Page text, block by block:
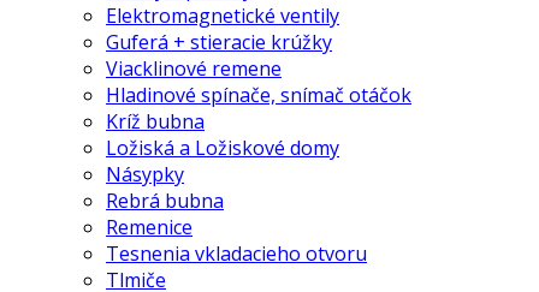
Elektromagnetické ventily
Guferá + stieracie krúžky
Viacklinové remene
Hladinové spínače, snímač otáčok
Kríž bubna
Ložiská a Ložiskové domy
Násypky
Rebrá bubna
Remenice
Tesnenia vkladacieho otvoru
Tlmiče